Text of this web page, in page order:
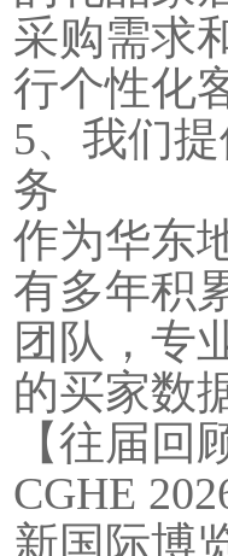
采购需求
行个性化
5、我们
务
作为华东
有多年积
团队，专
的买家数
【往届回
CGHE
新国际博